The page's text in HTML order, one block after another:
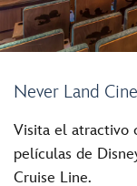
Never Land
Visita el atractivo
películas de
Cruise Line.